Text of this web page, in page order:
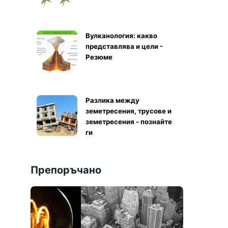
Вулканология: какво
представлява и цели -
Резюме
Разлика между
земетресения, трусове и
земетресения - познайте
ги
Препоръчано